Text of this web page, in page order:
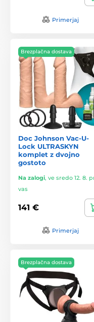
Primerjaj
Brezplačna dostava
Doc Johnson Vac-U-
Lock ULTRASKYN
komplet z dvojno
gostoto
Na zalogi, ve sredo 12. 8.
vas
141 €
Primerjaj
Brezplačna dostava